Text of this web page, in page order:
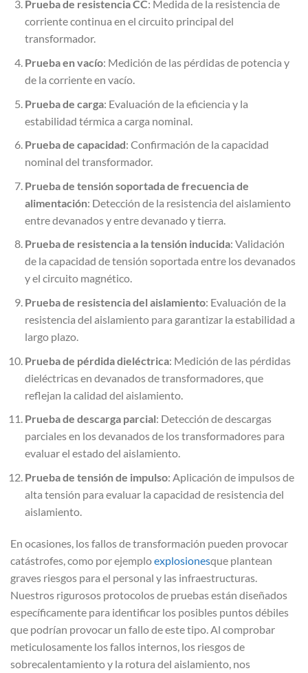
Prueba de resistencia CC: Medida de la resistencia de
corriente continua en el circuito principal del
transformador.
Prueba en vacío: Medición de las pérdidas de potencia y
de la corriente en vacío.
Prueba de carga: Evaluación de la eficiencia y la
estabilidad térmica a carga nominal.
Prueba de capacidad: Confirmación de la capacidad
nominal del transformador.
Prueba de tensión soportada de frecuencia de
alimentación: Detección de la resistencia del aislamiento
entre devanados y entre devanado y tierra.
Prueba de resistencia a la tensión inducida: Validación
de la capacidad de tensión soportada entre los devanados
y el circuito magnético.
Prueba de resistencia del aislamiento: Evaluación de la
resistencia del aislamiento para garantizar la estabilidad a
largo plazo.
Prueba de pérdida dieléctrica: Medición de las pérdidas
dieléctricas en devanados de transformadores, que
reflejan la calidad del aislamiento.
Prueba de descarga parcial: Detección de descargas
parciales en los devanados de los transformadores para
evaluar el estado del aislamiento.
Prueba de tensión de impulso: Aplicación de impulsos de
alta tensión para evaluar la capacidad de resistencia del
aislamiento.
En ocasiones, los fallos de transformación pueden provocar
catástrofes, como por ejemploexplosionesque plantean
graves riesgos para el personal y las infraestructuras.
Nuestros rigurosos protocolos de pruebas están diseñados
específicamente para identificar los posibles puntos débiles
que podrían provocar un fallo de este tipo. Al comprobar
meticulosamente los fallos internos, los riesgos de
sobrecalentamiento y la rotura del aislamiento, nos